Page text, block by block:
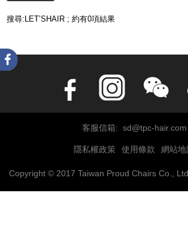
搜尋: LET’SHAIR ; 約有0項結果
客服信箱: sd@tpc-hair.com
隱私權政策 使用條款 網站地
Copyright © 2017 Taiwan Proud Chairs Co.,